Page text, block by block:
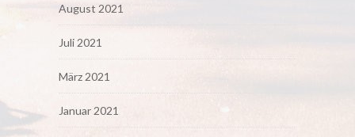
August 2021
Juli 2021
März 2021
Januar 2021